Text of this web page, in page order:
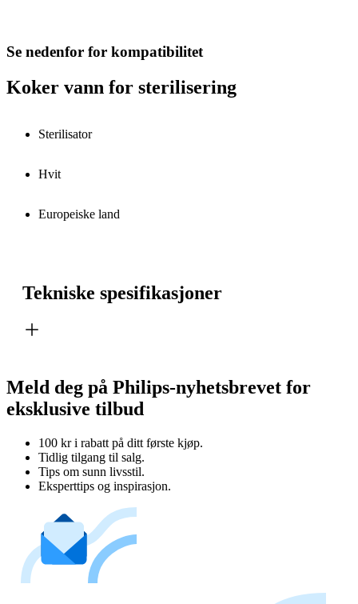
Se nedenfor for kompatibilitet
Koker vann for sterilisering
Sterilisator
Hvit
Europeiske land
Tekniske spesifikasjoner
Meld deg på Philips-nyhetsbrevet for
eksklusive tilbud
100 kr i rabatt på ditt første kjøp.
Tidlig tilgang til salg.
Tips om sunn livsstil.
Eksperttips og inspirasjon.